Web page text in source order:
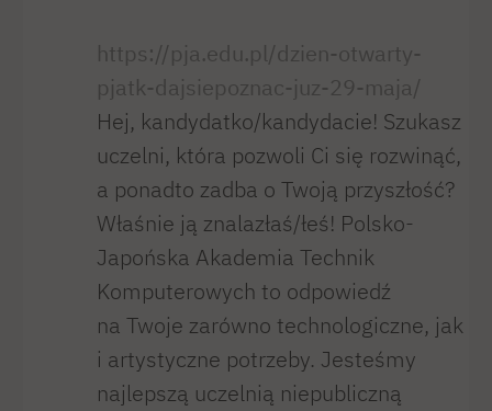
https://pja.edu.pl/dzien-otwarty-
pjatk-dajsiepoznac-juz-29-maja/
Hej, kandydatko/kandydacie! Szukasz
uczelni, która pozwoli Ci się rozwinąć,
a ponadto zadba o Twoją przyszłość?
Właśnie ją znalazłaś/łeś! Polsko-
Japońska Akademia Technik
Komputerowych to odpowiedź
na Twoje zarówno technologiczne, jak
i artystyczne potrzeby. Jesteśmy
najlepszą uczelnią niepubliczną